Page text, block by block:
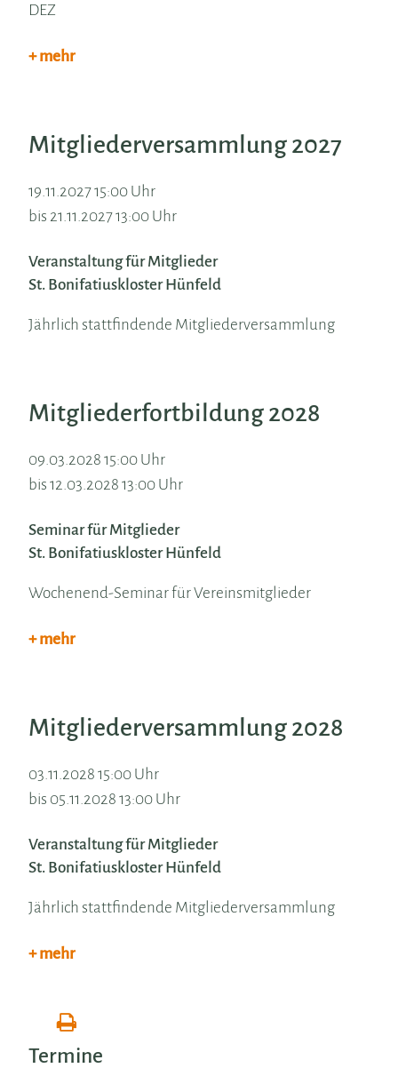
DEZ
+ mehr
Mitgliederversammlung 2027
19.11.2027 15:00 Uhr
bis 21.11.2027 13:00 Uhr
Veranstaltung für Mitglieder
St. Bonifatiuskloster Hünfeld
Jährlich stattfindende Mitgliederversammlung
Mitgliederfortbildung 2028
09.03.2028 15:00 Uhr
bis 12.03.2028 13:00 Uhr
Seminar für Mitglieder
St. Bonifatiuskloster Hünfeld
Wochenend-Seminar für Vereinsmitglieder
+ mehr
Mitgliederversammlung 2028
03.11.2028 15:00 Uhr
bis 05.11.2028 13:00 Uhr
Veranstaltung für Mitglieder
St. Bonifatiuskloster Hünfeld
Jährlich stattfindende Mitgliederversammlung
+ mehr
Termine